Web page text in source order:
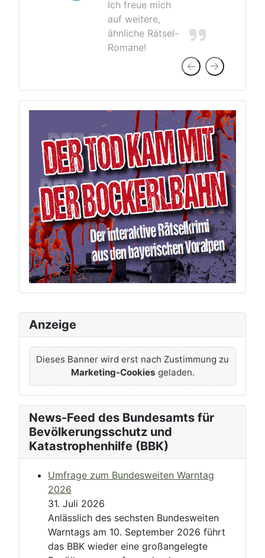
Anzeige
Dieses Banner wird erst nach Zustimmung zu
Marketing-Cookies geladen.
News-Feed des Bundesamts für
Bevölkerungsschutz und
Katastrophenhilfe (BBK)
Umfrage zum Bundesweiten Warntag
2026
31. Juli 2026
Anlässlich des sechsten Bundesweiten
Warntags am 10. September 2026 führt
das BBK wieder eine großangelegte
Ich freue mich
auf weitere,
ähnliche Rätsel-
Romane!